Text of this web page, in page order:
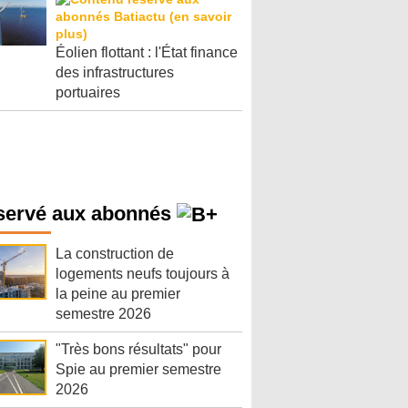
Éolien flottant : l'État finance
des infrastructures
portuaires
aux abonnés
La construction de
logements neufs toujours à
la peine au premier
semestre 2026
"Très bons résultats" pour
Spie au premier semestre
2026